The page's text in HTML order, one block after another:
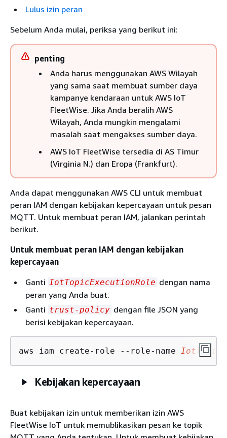
Lulus izin peran
Sebelum Anda mulai, periksa yang berikut ini:
penting
Anda harus menggunakan AWS Wilayah
yang sama saat membuat sumber daya
kampanye kendaraan untuk AWS IoT
FleetWise. Jika Anda beralih AWS
Wilayah, Anda mungkin mengalami
masalah saat mengakses sumber daya.
AWS IoT FleetWise tersedia di AS Timur
(Virginia N.) dan Eropa (Frankfurt).
Anda dapat menggunakan AWS CLI untuk membuat
peran IAM dengan kebijakan kepercayaan untuk pesan
MQTT. Untuk membuat peran IAM, jalankan perintah
berikut.
Untuk membuat peran IAM dengan kebijakan
kepercayaan
Ganti IotTopicExecutionRole dengan nama
peran yang Anda buat.
Ganti trust-policy dengan file JSON yang
berisi kebijakan kepercayaan.
aws iam create-role --role-name
Kebijakan kepercayaan
Buat kebijakan izin untuk memberikan izin AWS
FleetWise IoT untuk memublikasikan pesan ke topik